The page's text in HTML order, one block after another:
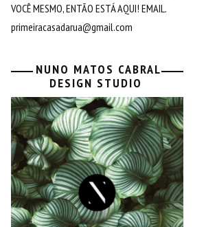
VOCÊ MESMO, ENTÃO ESTÁ AQUI! EMAIL.
primeiracasadarua@gmail.com
NUNO MATOS CABRAL
DESIGN STUDIO